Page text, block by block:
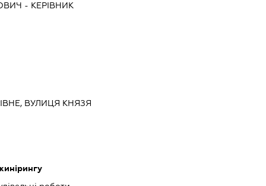
- КЕРІВНИК
ВУЛИЦЯ КНЯЗЯ